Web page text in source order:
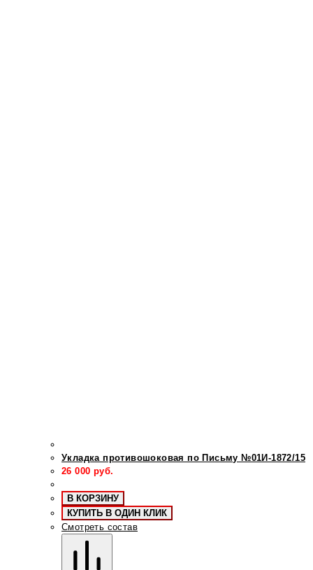
Укладка противошоковая по Письму №01И-1872/15
26 000 руб.
В КОРЗИНУ
КУПИТЬ В ОДИН КЛИК
Смотреть состав